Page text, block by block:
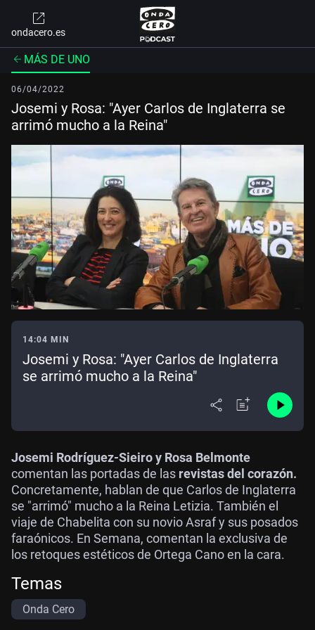
ondacero.es
MÁS DE UNO
06/04/2022
Josemi y Rosa: "Ayer Carlos de Inglaterra se
arrimó mucho a la Reina"
14:04 MIN
Josemi y Rosa: "Ayer Carlos de Inglaterra
se arrimó mucho a la Reina"
Josemi Rodríguez-Sieiro y Rosa Belmonte
comentan las portadas de las revistas del corazón.
Concretamente, hablan de que Carlos de Inglaterra
se "arrimó" mucho a la Reina Letizia. También el
viaje de Chabelita con su novio Asraf y sus posados
faraónicos. En Semana, comentan la exclusiva de
los retoques estéticos de Ortega Cano en la cara.
Temas
Onda Cero